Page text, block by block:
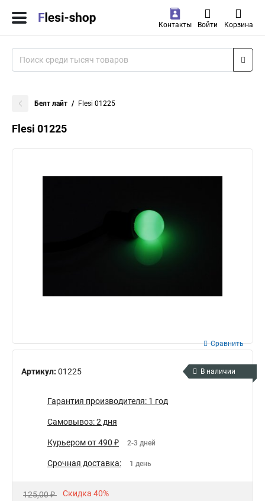
Контакты Войти Корзина
Белт лайт Flesi 01225
Flesi 01225
Артикул: 01225
Сравнить
В наличии
Гарантия производителя: 1 год
Самовывоз: 2 дня
Курьером от 490 ₽ 2-3 дней
Срочная доставка: 1 день
125,00 ₽ Скидка 40%